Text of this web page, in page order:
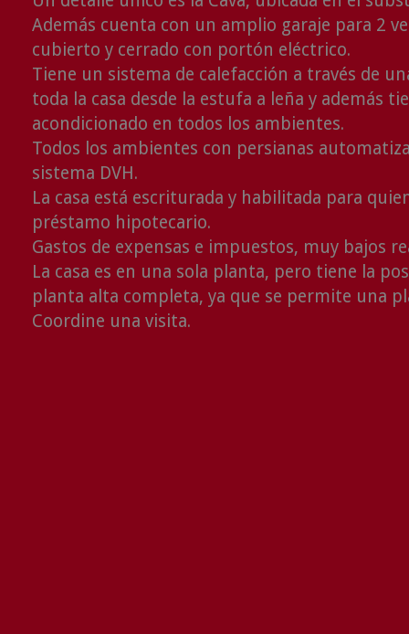
Además cuenta con un amplio garaje para 2
cubierto y cerrado con portón eléctrico.
Tiene un sistema de calefacción a través de
toda la casa desde la estufa a leña y además
acondicionado en todos los ambientes.
Todos los ambientes con persianas
sistema DVH.
La casa está escriturada y habilitada para
préstamo hipotecario.
Gastos de expensas e impuestos, muy bajos
La casa es en una sola planta, pero tiene la
planta alta completa, ya que se permite una
Coordine una visita.